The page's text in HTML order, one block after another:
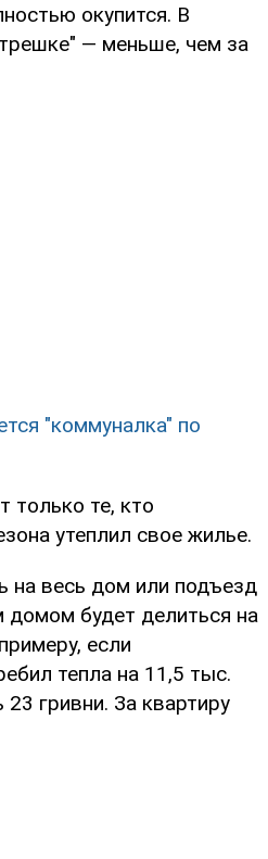
окупится. В
— меньше, чем за
"коммуналка" по
только те, кто
утеплил свое жилье.
на весь дом или подъезд
домом будет делиться на
если
тепла на 11,5 тыс.
гривни. За квартиру